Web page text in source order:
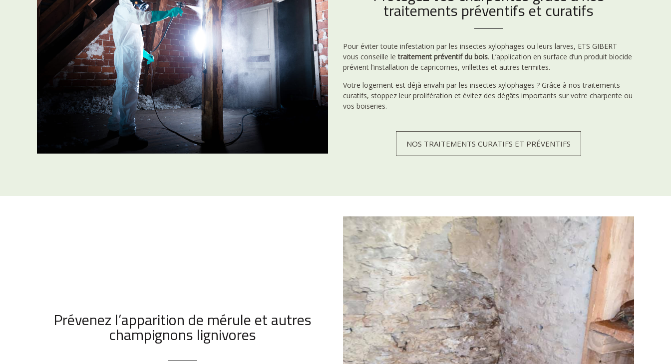
traitements préventifs et curatifs
Pour éviter toute infestation par les insectes xylophages ou leurs larves, ETS GIBERT
vous conseille letraitement préventif du bois. L’application en surface d’un produit biocide
prévient l’installation de capricornes, vrillettes et autres termites.
Votre logement est déjà envahi par les insectes xylophages ? Grâce à nos traitements
curatifs, stoppez leur prolifération et évitez des dégâts importants sur votre charpente ou
vos boiseries.
NOS TRAITEMENTS CURATIFS ET PRÉVENTIFS
Prévenez l’apparition de mérule et autres
champignons lignivores